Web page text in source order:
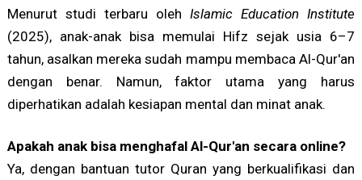
Menurut studi terbaru olehIslamic Education Institute
(2025), anak-anak bisa memulai Hifz sejak usia 6–7
tahun, asalkan mereka sudah mampu membaca Al-Qur'an
dengan benar. Namun, faktor utama yang harus
diperhatikan adalah kesiapan mental dan minat anak.
Apakah anak bisa menghafal Al-Qur'an secara online?
Ya, dengan bantuan tutor Quran yang berkualifikasi dan